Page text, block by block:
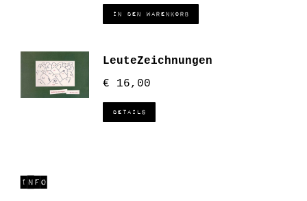
In den Warenkorb
LeuteZeichnungen
€ 16,00
Details
INFO